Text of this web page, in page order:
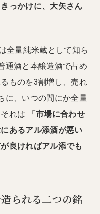
っかけに、大矢さん
全量純米蔵として知ら
通酒と本醸造酒で占め
ものを3割増し、売れ
に、いつの間にか全量
れは
「市場に合わせ
あるアル添酒が悪い
良ければアル添でも
られる二つの銘